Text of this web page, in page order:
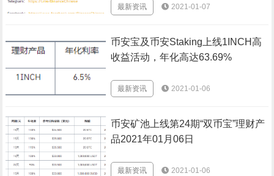
2021/01/08
最新资讯 2021-01-07
币安宝及币安Staking上线1INCH高
收益活动，年化高达63.69%
最新资讯 2021-01-06
币安矿池上线第24期“双币宝”理财产
品2021年01月06日
最新资讯 2021-01-06